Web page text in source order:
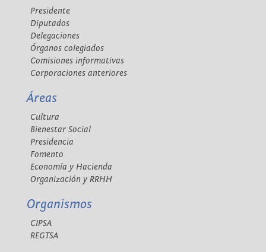
Presidente
Diputados
Delegaciones
Órganos colegiados
Comisiones informativas
Corporaciones anteriores
Áreas
Cultura
Bienestar Social
Presidencia
Fomento
Economía y Hacienda
Organización y RRHH
Organismos
CIPSA
REGTSA